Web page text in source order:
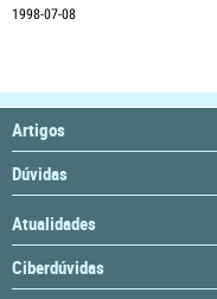
1998-07-08
Artigos
Dúvidas
Atualidades
Ciberdúvidas